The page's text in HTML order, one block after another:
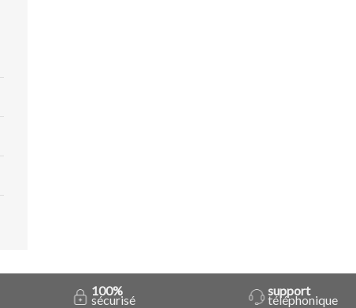
100%
sécurisé
support
téléphonique